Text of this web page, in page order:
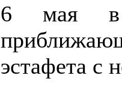
6 мая в
эстафета с